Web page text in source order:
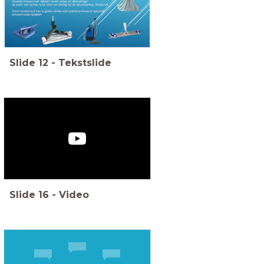
Slide 12 - Tekstslide
Slide 16 - Video